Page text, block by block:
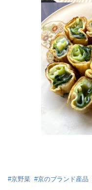
#京野菜 #京のブランド産品